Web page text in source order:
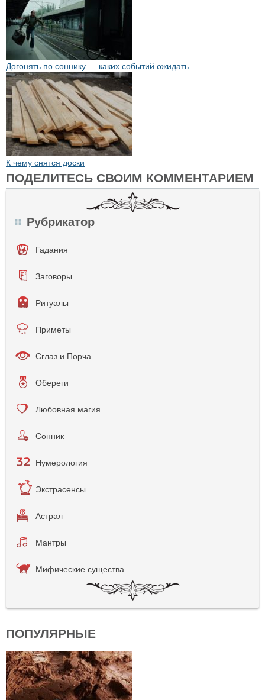
Догонять по соннику — каких событий ожидать
К чему снятся доски
ПОДЕЛИТЕСЬ СВОИМ КОММЕНТАРИЕМ
Рубрикатор
Гадания
Заговоры
Ритуалы
Приметы
Сглаз и Порча
Обереги
Любовная магия
Сонник
Нумерология
Экстрасенсы
Астрал
Мантры
Мифические существа
ПОПУЛЯРНЫЕ